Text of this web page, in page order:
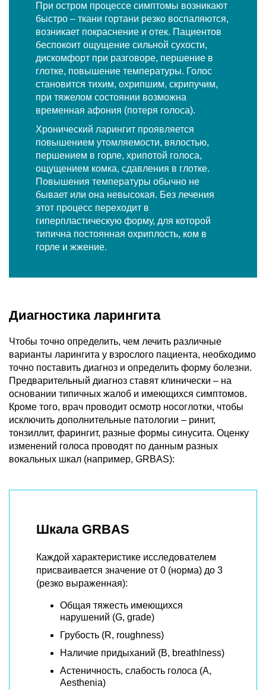
При остром процессе симптомы возникают
быстро – ткани гортани резко воспаляются,
возникает покраснение и отек. Пациентов
беспокоит ощущение сильной сухости,
дискомфорт при разговоре, першение в
глотке, повышение температуры. Голос
становится тихим, охрипшим, скрипучим,
при тяжелом состоянии возможна
временная афония (потеря голоса).
Хронический ларингит проявляется
повышением утомляемости, вялостью,
першением в горле, хрипотой голоса,
ощущением комка, сдавления в глотке.
Повышения температуры обычно не
бывает или она невысокая. Без лечения
этот процесс переходит в
гиперпластическую форму, для которой
типична постоянная охриплость, ком в
горле и жжение.
Диагностика ларингита
Чтобы точно определить, чем лечить различные
варианты ларингита у взрослого пациента, необходимо
точно поставить диагноз и определить форму болезни.
Предварительный диагноз ставят клинически – на
основании типичных жалоб и имеющихся симптомов.
Кроме того, врач проводит осмотр носоглотки, чтобы
исключить дополнительные патологии – ринит,
тонзиллит, фарингит, разные формы синусита. Оценку
изменений голоса проводят по данным разных
вокальных шкал (например, GRBAS):
Шкала GRBAS
Каждой характеристике исследователем
присваивается значение от 0 (норма) до 3
(резко выраженная):
Общая тяжесть имеющихся
нарушений (G, grade)
Грубость (R, roughness)
Наличие придыханий (B, breathlness)
Астеничность, слабость голоса (A,
Aesthenia)